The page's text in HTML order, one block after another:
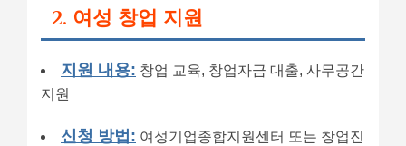
2. 여성 창업 지원
지원 내용: 창업 교육, 창업자금 대출, 사무공간
지원
신청 방법: 여성기업종합지원센터 또는 창업진